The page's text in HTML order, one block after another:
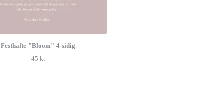
Festhäfte "Bloom" 4-sidig
45 kr